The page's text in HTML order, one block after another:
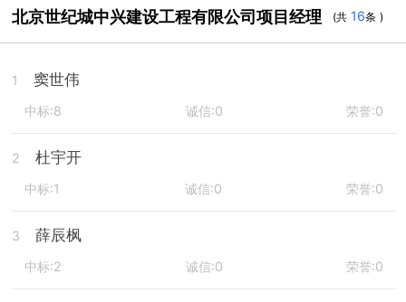
北京世纪城中兴建设工程有限公司项目经理 (共 16条 )
1 窦世伟
中标:8 诚信:0 荣誉:0
2 杜宇开
中标:1 诚信:0 荣誉:0
3 薛辰枫
中标:2 诚信:0 荣誉:0